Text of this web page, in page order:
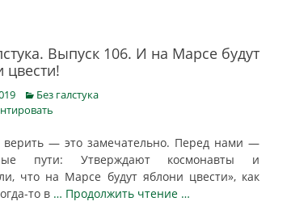
Выпуск 106. И на Марсе будут
цвести!
Categories
Без галстука
— это замечательно. Перед нами —
пути: Утверждают космонавты и
что на Марсе будут яблони цвести», как
то в … Продолжить чтение …